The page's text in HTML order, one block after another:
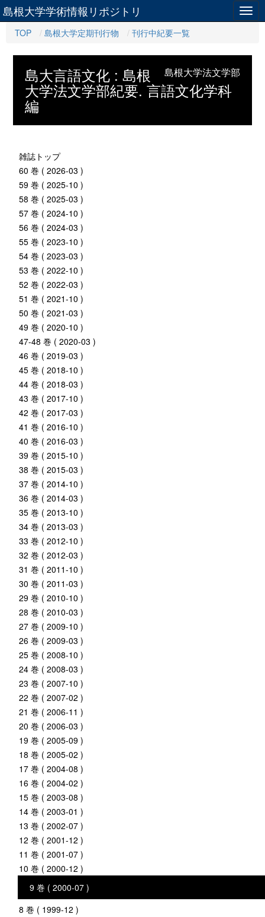
島根大学学術情報リポジトリ
TOP 島根大学定期刊行物 刊行中紀要一覧
島根大学法文学部
島大言語文化 : 島根
大学法文学部紀要. 言語文化学科
編
雑誌トップ
60 巻 ( 2026-03 )
59 巻 ( 2025-10 )
58 巻 ( 2025-03 )
57 巻 ( 2024-10 )
56 巻 ( 2024-03 )
55 巻 ( 2023-10 )
54 巻 ( 2023-03 )
53 巻 ( 2022-10 )
52 巻 ( 2022-03 )
51 巻 ( 2021-10 )
50 巻 ( 2021-03 )
49 巻 ( 2020-10 )
47-48 巻 ( 2020-03 )
46 巻 ( 2019-03 )
45 巻 ( 2018-10 )
44 巻 ( 2018-03 )
43 巻 ( 2017-10 )
42 巻 ( 2017-03 )
41 巻 ( 2016-10 )
40 巻 ( 2016-03 )
39 巻 ( 2015-10 )
38 巻 ( 2015-03 )
37 巻 ( 2014-10 )
36 巻 ( 2014-03 )
35 巻 ( 2013-10 )
34 巻 ( 2013-03 )
33 巻 ( 2012-10 )
32 巻 ( 2012-03 )
31 巻 ( 2011-10 )
30 巻 ( 2011-03 )
29 巻 ( 2010-10 )
28 巻 ( 2010-03 )
27 巻 ( 2009-10 )
26 巻 ( 2009-03 )
25 巻 ( 2008-10 )
24 巻 ( 2008-03 )
23 巻 ( 2007-10 )
22 巻 ( 2007-02 )
21 巻 ( 2006-11 )
20 巻 ( 2006-03 )
19 巻 ( 2005-09 )
18 巻 ( 2005-02 )
17 巻 ( 2004-08 )
16 巻 ( 2004-02 )
15 巻 ( 2003-08 )
14 巻 ( 2003-01 )
13 巻 ( 2002-07 )
12 巻 ( 2001-12 )
11 巻 ( 2001-07 )
10 巻 ( 2000-12 )
9 巻 ( 2000-07 )
8 巻 ( 1999-12 )